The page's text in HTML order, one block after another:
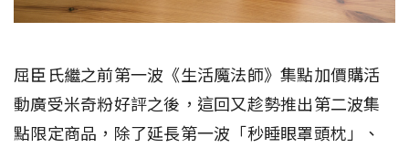
屈臣氏繼之前第一波《生活魔法師》集點加價購活
動廣受米奇粉好評之後，這回又趁勢推出第二波集
點限定商品，除了延長第一波「秒睡眼罩頭枕」、